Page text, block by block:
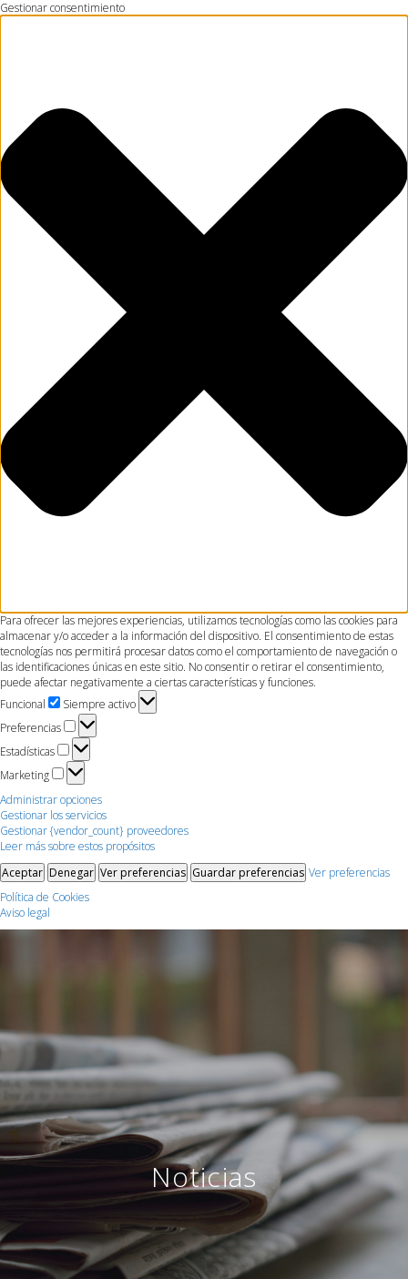
Gestionar consentimiento
Para ofrecer las mejores experiencias, utilizamos tecnologías como las cookies para
almacenar y/o acceder a la información del dispositivo. El consentimiento de estas
tecnologías nos permitirá procesar datos como el comportamiento de navegación o
las identificaciones únicas en este sitio. No consentir o retirar el consentimiento,
puede afectar negativamente a ciertas características y funciones.
Funcional
Funcional
Siempre activo
Preferencias
Preferencias
Estadísticas
Estadísticas
Marketing
Marketing
Administrar opciones
Gestionar los servicios
Gestionar {vendor_count} proveedores
Leer más sobre estos propósitos
Aceptar Denegar Ver preferencias Guardar preferencias Ver preferencias
Política de Cookies
Aviso legal
Noticias